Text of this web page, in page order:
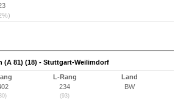
(A 81) (18) - Stuttgart-Weilimdorf
L-Rang
234
(93)
Land
BW